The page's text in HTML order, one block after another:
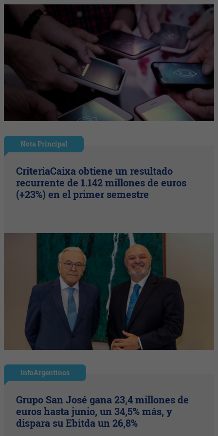
Nota Principal
CriteriaCaixa obtiene un resultado
recurrente de 1.142 millones de euros
(+23%) en el primer semestre
InfoArgentinos
Grupo San José gana 23,4 millones de
euros hasta junio, un 34,5% más, y
dispara su Ebitda un 26,8%